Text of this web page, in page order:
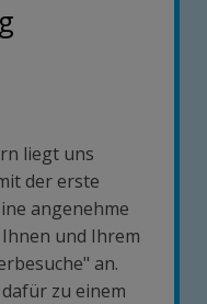
liegt uns
der erste
angenehme
und Ihrem
an.
zu einem